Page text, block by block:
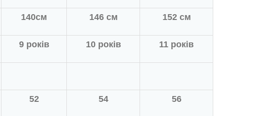
140см 146 см 152 см
9 років 10 років 11 років
52 54 56